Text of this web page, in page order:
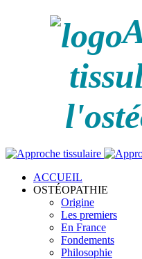
ACCUEIL
OSTÉOPATHIE
Origine
Les premiers
En France
Fondements
Philosophie